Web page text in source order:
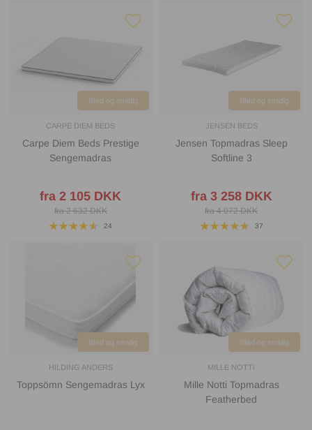
Blød og smidig
CARPE DIEM BEDS
Carpe Diem Beds Prestige
Sengemadras
fra 2 105 DKK
fra 2 632 DKK
24
Blød og smidig
JENSEN BEDS
Jensen Topmadras Sleep
Softline 3
fra 3 258 DKK
fra 4 072 DKK
37
Blød og smidig
HILDING ANDERS
Toppsömn Sengemadras Lyx
Blød og smidig
MILLE NOTTI
Mille Notti Topmadras
Featherbed